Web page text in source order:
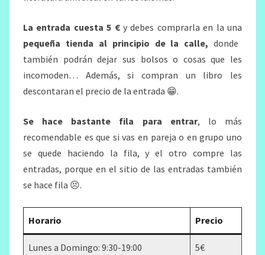
La entrada cuesta 5 €y debes comprarla en la una
pequeña tienda al principio de la calle, donde
también podrán dejar sus bolsos o cosas que les
incomoden… Además, si compran un libro les
descontaran el precio de la entrada 😁.
Se hace bastante fila para entrar, lo más
recomendable es que si vas en pareja o en grupo uno
se quede haciendo la fila, y el otro compre las
entradas, porque en el sitio de las entradas también
se hace fila 😣.
Horario Precio
Lunes a Domingo: 9:30-19:00
5€